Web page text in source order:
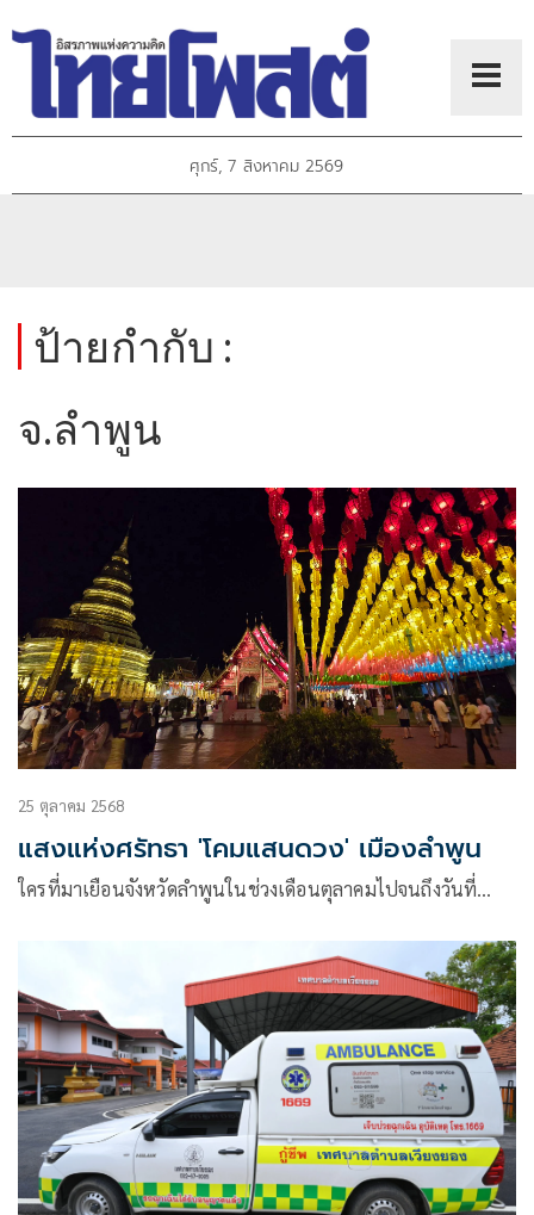
ศุกร์, 7 สิงหาคม 2569
ป้ายกำกับ :
จ.ลำพูน
25 ตุลาคม 2568
แสงแห่งศรัทธา 'โคมแสนดวง' เมืองลำพูน
ใครที่มาเยือนจังหวัดลำพูนในช่วงเดือนตุลาคมไปจนถึงวันที่…